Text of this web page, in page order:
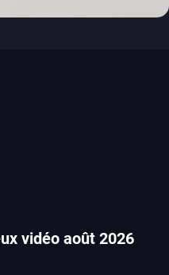
vidéo août 2026